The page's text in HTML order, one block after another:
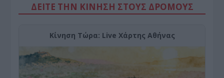
ΔΕΙΤΕ ΤΗΝ ΚΙΝΗΣΗ ΣΤΟΥΣ ΔΡΌΜΟΥΣ
Κίνηση Τώρα: Live Χάρτης Αθήνας